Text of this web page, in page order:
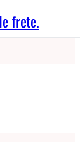
frete.